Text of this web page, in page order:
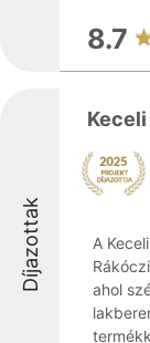
8.7
Díjazottak
A
ahol